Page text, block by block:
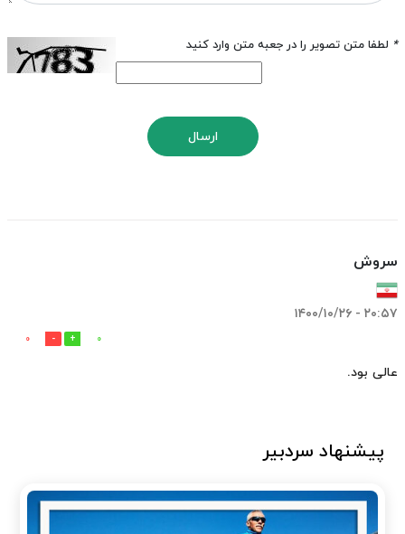
* لطفا متن تصویر را در جعبه متن وارد کنید
ارسال
سروش
۲۰:۵۷ - ۱۴۰۰/۱۰/۲۶
0
0
عالی بود.
پیشنهاد سردبیر